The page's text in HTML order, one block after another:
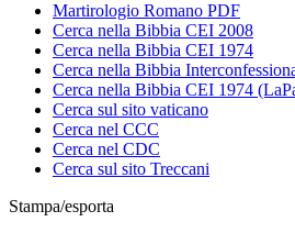
Martirologio Romano PDF
Cerca nella Bibbia CEI 2008
Cerca nella Bibbia CEI 1974
Cerca nella Bibbia
Cerca nella Bibbia CEI 1974
Cerca sul sito vaticano
Cerca nel CCC
Cerca nel CDC
Cerca sul sito Treccani
Stampa/esporta